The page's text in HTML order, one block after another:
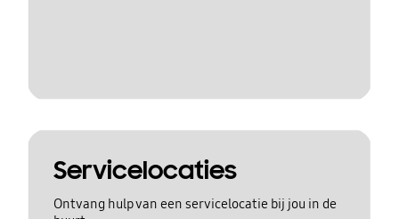
Servicelocaties
Ontvang hulp van een servicelocatie bij jou in de